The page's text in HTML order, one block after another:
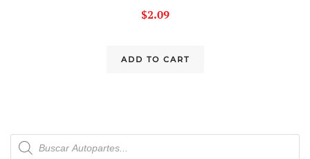
$2.09
ADD TO CART
Products
search